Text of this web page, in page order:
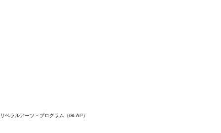
ベラルアーツ・プログラム（GLAP）